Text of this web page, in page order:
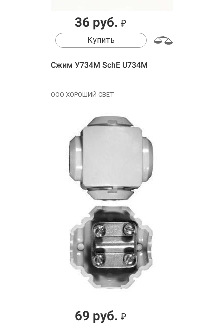
36 руб. ₽
Купить
Сжим У734М SchE U734M
ООО ХОРОШИЙ СВЕТ
69 руб. ₽